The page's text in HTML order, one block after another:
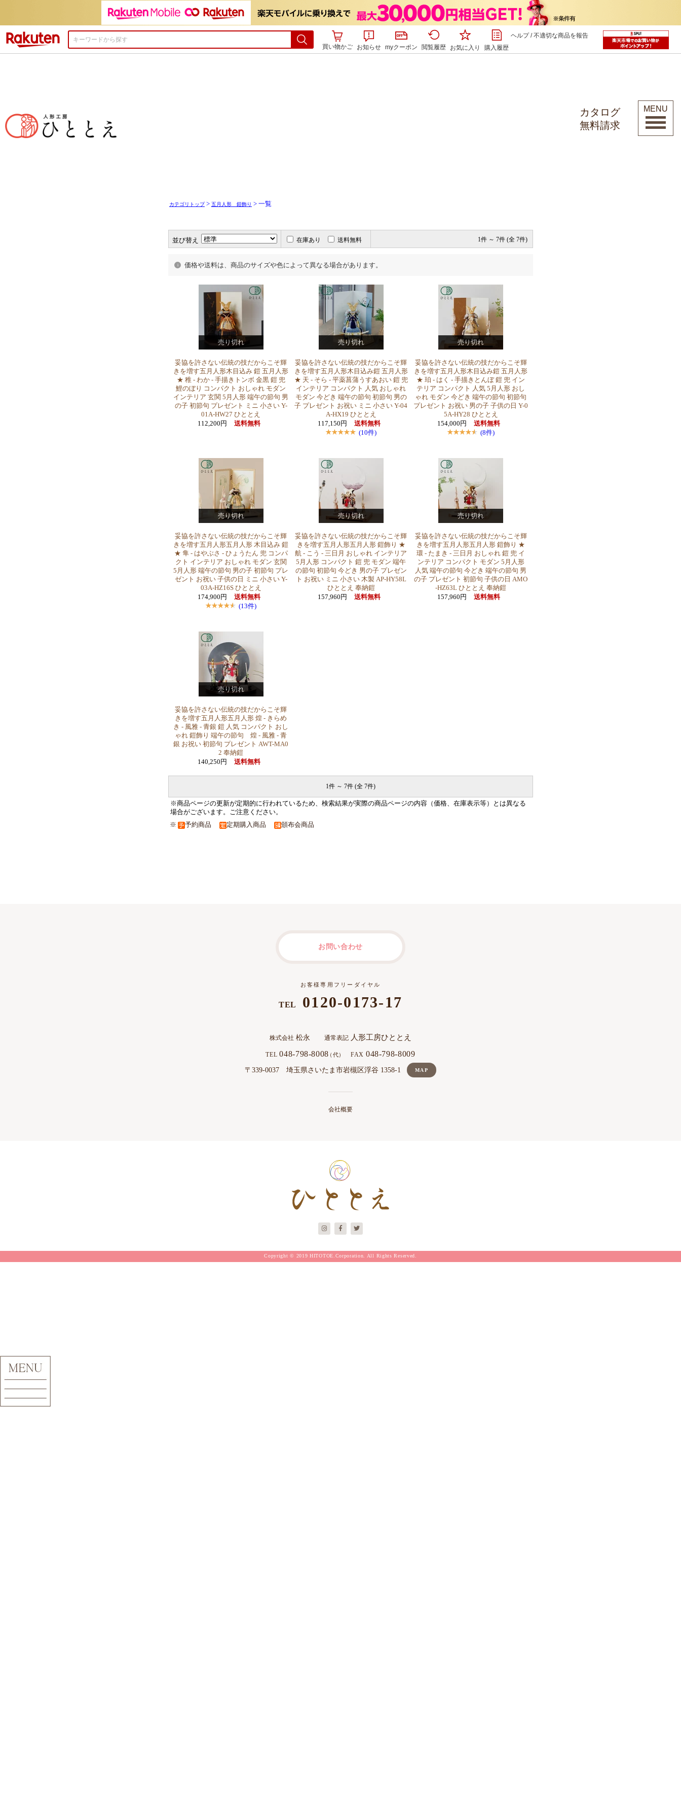
買い物かご
お知らせ myクーポン 閲覧履歴 お気に入り 購入履歴
ヘルプ/不適切な商品を報告
カテゴリトップ> 五月人形 鎧飾り > 一覧
並び替え 在庫あり 送料無料 1件 ～ 7件 (全 7件)
価格や送料は、商品のサイズや色によって異なる場合があります。
売り切れ 売り切れ 売り切れ
妥協を許さない伝統の技だからこそ輝
きを増す五月人形木目込み 鎧 五月人形
★ 稚 - わか - 手描きトンボ 金黒 鎧 兜
鯉のぼり コンパクト おしゃれ モダン
インテリア 玄関 5月人形 端午の節句 男
の子 初節句 プレゼント ミニ 小さい Y-
01A-HW27 ひととえ
112,200円
送料無料
妥協を許さない伝統の技だからこそ輝
きを増す五月人形木目込み鎧 五月人形
★ 天 - そら - 平薬菖蒲うすあおい 鎧 兜
インテリア コンパクト 人気 おしゃれ
モダン 今どき 端午の節句 初節句 男の
子 プレゼント お祝い ミニ 小さい Y-04
A-HX19 ひととえ
117,150円
送料無料
(10件)
妥協を許さない伝統の技だからこそ輝
きを増す五月人形木目込み鎧 五月人形
★ 珀 - はく - 手描きとんぼ 鎧 兜 イン
テリア コンパクト 人気 5月人形 おし
ゃれ モダン 今どき 端午の節句 初節句
プレゼント お祝い 男の子 子供の日 Y-0
5A-HY28 ひととえ
154,000円
送料無料
(8件)
売り切れ 売り切れ 売り切れ
妥協を許さない伝統の技だからこそ輝
きを増す五月人形五月人形 木目込み 鎧
★ 隼 - はやぶさ - ひょうたん 兜 コンパ
クト インテリア おしゃれ モダン 玄関
5月人形 端午の節句 男の子 初節句 プレ
ゼント お祝い 子供の日 ミニ 小さい Y-
03A-HZ16S ひととえ
174,900円
送料無料
(13件)
妥協を許さない伝統の技だからこそ輝
きを増す五月人形五月人形 鎧飾り ★
航 - こう - 三日月 おしゃれ インテリア
5月人形 コンパクト 鎧 兜 モダン 端午
の節句 初節句 今どき 男の子 プレゼン
ト お祝い ミニ 小さい 木製 AP-HY58L
ひととえ 奉納鎧
157,960円
送料無料
妥協を許さない伝統の技だからこそ輝
きを増す五月人形五月人形 鎧飾り ★
環 - たまき - 三日月 おしゃれ 鎧 兜 イ
ンテリア コンパクト モダン 5月人形
人気 端午の節句 今どき 端午の節句 男
の子 プレゼント 初節句 子供の日 AMO
-HZ63L ひととえ 奉納鎧
157,960円
送料無料
売り切れ
妥協を許さない伝統の技だからこそ輝
きを増す五月人形五月人形 煌 - きらめ
き - 風雅 - 青銀 鎧 人気 コンパクト おし
ゃれ 鎧飾り 端午の節句 煌 - 風雅 - 青
銀 お祝い 初節句 プレゼント AWT-MA0
2 奉納鎧
140,250円
送料無料
1件 ～ 7件 (全 7件)
※商品ページの更新が定期的に行われているため、検索結果が実際の商品ページの内容（価格、在庫表示等）とは異なる
場合がございます。ご注意ください。
※ 予約商品 定期購入商品 頒布会商品